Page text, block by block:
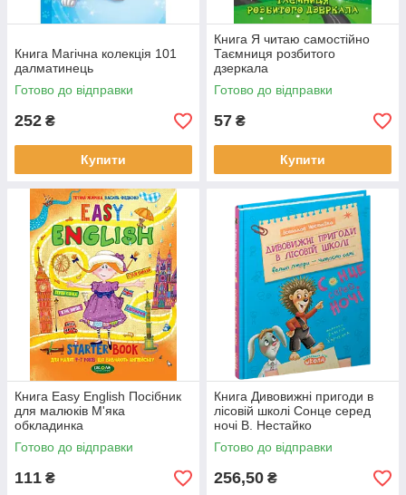
Книга Магічна колекція 101
далматинець
Готово до відправки
252 ₴
Купити
Книга Я читаю самостійно
Таємниця розбитого
дзеркала
Готово до відправки
57 ₴
Купити
Книга Easy English Посібник
для малюків М'яка
обкладинка
Готово до відправки
111 ₴
Книга Дивовижні пригоди в
лісовій школі Сонце серед
ночі В. Нестайко
Готово до відправки
256,50 ₴